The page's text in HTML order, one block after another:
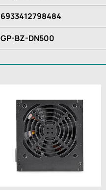
6933412798484
GP-BZ-DN500